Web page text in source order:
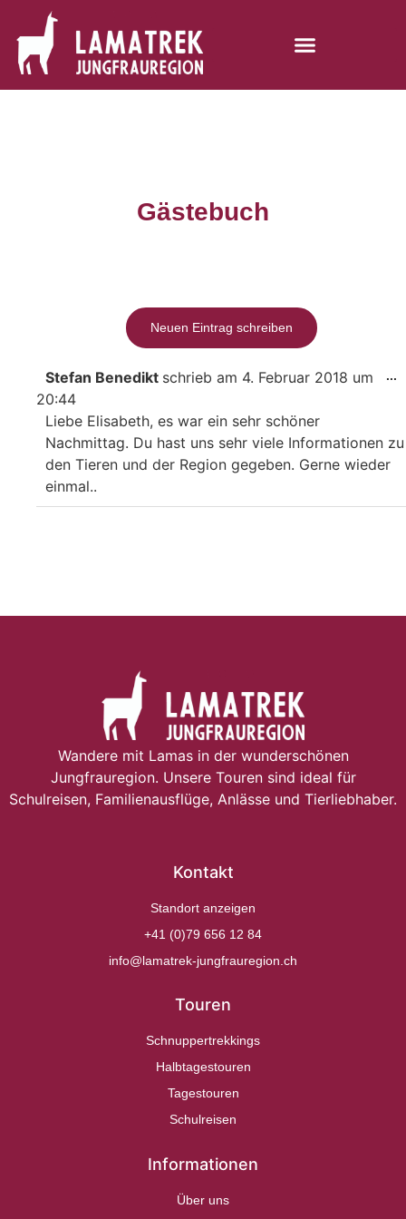
Gästebuch
Stefan Benedikt schrieb am 4. Februar 2018 um
20:44
Liebe Elisabeth, es war ein sehr schöner
Nachmittag. Du hast uns sehr viele Informationen zu
den Tieren und der Region gegeben. Gerne wieder
einmal..
...
Wandere mit Lamas in der wunderschönen
Jungfrauregion. Unsere Touren sind ideal für
Schulreisen, Familienausflüge, Anlässe und Tierliebhaber.
Kontakt
Standort anzeigen
+41 (0)79 656 12 84
info@lamatrek-jungfrauregion.ch
Touren
Schnuppertrekkings
Halbtagestouren
Tagestouren
Schulreisen
Informationen
Über uns